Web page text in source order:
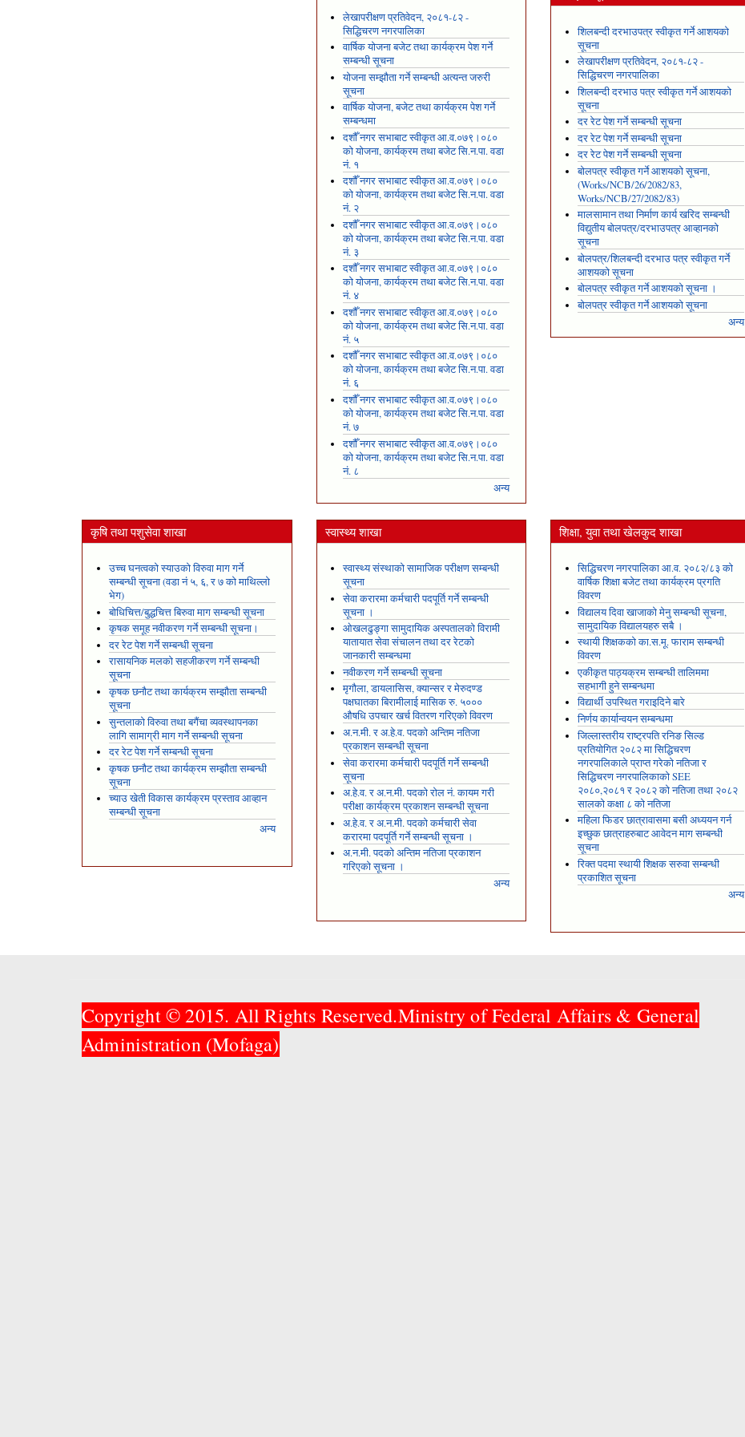
लेखापरीक्षण प्रतिवेदन, २०८१-८२ -
सिद्धिचरण नगरपालिका
वार्षिक योजना बजेट तथा कार्यक्रम पेश गर्ने
सम्बन्धी सूचना
योजना सम्झौता गर्ने सम्बन्धी अत्यन्त जरुरी
सूचना
वार्षिक योजना, बजेट तथा कार्यक्रम पेश गर्ने
सम्बन्धमा
दशौँ नगर सभाबाट स्वीकृत आ.व.०७९।०८०
को योजना, कार्यक्रम तथा बजेट सि.न.पा. वडा
नं. १
दशौँ नगर सभाबाट स्वीकृत आ.व.०७९।०८०
को योजना, कार्यक्रम तथा बजेट सि.न.पा. वडा
नं. २
दशौँ नगर सभाबाट स्वीकृत आ.व.०७९।०८०
को योजना, कार्यक्रम तथा बजेट सि.न.पा. वडा
नं. ३
दशौँ नगर सभाबाट स्वीकृत आ.व.०७९।०८०
को योजना, कार्यक्रम तथा बजेट सि.न.पा. वडा
नं. ४
दशौँ नगर सभाबाट स्वीकृत आ.व.०७९।०८०
को योजना, कार्यक्रम तथा बजेट सि.न.पा. वडा
नं. ५
दशौँ नगर सभाबाट स्वीकृत आ.व.०७९।०८०
को योजना, कार्यक्रम तथा बजेट सि.न.पा. वडा
नं. ६
दशौँ नगर सभाबाट स्वीकृत आ.व.०७९।०८०
को योजना, कार्यक्रम तथा बजेट सि.न.पा. वडा
नं. ७
दशौँ नगर सभाबाट स्वीकृत आ.व.०७९।०८०
को योजना, कार्यक्रम तथा बजेट सि.न.पा. वडा
नं. ८
अन्य
शिलबन्दी दरभाउपत्र स्वीकृत गर्ने आशयको
सूचना
लेखापरीक्षण प्रतिवेदन, २०८१-८२ -
सिद्धिचरण नगरपालिका
शिलबन्दी दरभाउ पत्र स्वीकृत गर्ने आशयको
सूचना
दर रेट पेश गर्ने सम्बन्धी सूचना
दर रेट पेश गर्ने सम्बन्धी सूचना
दर रेट पेश गर्ने सम्बन्धी सूचना
बोलपत्र स्वीकृत गर्ने आशयको सूचना,
(Works/NCB/26/2082/83,
Works/NCB/27/2082/83)
मालसामान तथा निर्माण कार्य खरिद सम्बन्धी
विद्युतीय बोलपत्र/दरभाउपत्र आव्हानको
सूचना
बोलपत्र/शिलबन्दी दरभाउ पत्र स्वीकृत गर्ने
आशयको सूचना
बोलपत्र स्वीकृत गर्ने आशयको सूचना ।
बोलपत्र स्वीकृत गर्ने आशयको सूचना
अन्य
कृषि तथा पशुसेवा शाखा
उच्च घनत्वको स्याउको विरुवा माग गर्ने
सम्बन्धी सूचना (वडा नं ५, ६, र ७ को माथिल्लो
भेग)
बोधिचित्त/बुद्धचित्त बिरुवा माग सम्बन्धी सूचना
कृषक समूह नवीकरण गर्ने सम्बन्धी सूचना।
दर रेट पेश गर्ने सम्बन्धी सूचना
रासायनिक मलको सहजीकरण गर्ने सम्बन्धी
सूचना
कृषक छनौट तथा कार्यक्रम सम्झौता सम्बन्धी
सूचना
सुन्तलाको विरुवा तथा बगैंचा व्यवस्थापनका
लागि सामाग्री माग गर्ने सम्बन्धी सूचना
दर रेट पेश गर्ने सम्बन्धी सूचना
कृषक छनौट तथा कार्यक्रम सम्झौता सम्बन्धी
सूचना
च्याउ खेती विकास कार्यक्रम प्रस्ताव आव्हान
सम्बन्धी सूचना
अन्य
स्वास्थ्य शाखा
स्वास्थ्य संस्थाको सामाजिक परीक्षण सम्बन्धी
सूचना
सेवा करारमा कर्मचारी पदपूर्ति गर्ने सम्बन्धी
सूचना ।
ओखलढुङ्गा सामुदायिक अस्पतालको विरामी
यातायात सेवा संचालन तथा दर रेटको
जानकारी सम्बन्धमा
नवीकरण गर्ने सम्बन्धी सूचना
मृगौला, डायलासिस, क्यान्सर र मेरुदण्ड
पक्षघातका बिरामीलाई मासिक रु. ५०००
औषधि उपचार खर्च वितरण गरिएको विवरण
अ.न.मी. र अ.हे.व. पदको अन्तिम नतिजा
प्रकाशन सम्बन्धी सूचना
सेवा करारमा कर्मचारी पदपूर्ति गर्ने सम्बन्धी
सूचना
अ.हे.व. र अ.न.मी. पदको रोल नं. कायम गरी
परीक्षा कार्यक्रम प्रकाशन सम्बन्धी सूचना
अ.हे.व. र अ.न.मी. पदको कर्मचारी सेवा
करारमा पदपूर्ति गर्ने सम्बन्धी सूचना ।
अ.न.मी. पदको अन्तिम नतिजा प्रकाशन
गरिएको सूचना ।
अन्य
शिक्षा, युवा तथा खेलकुद शाखा
सिद्धिचरण नगरपालिका आ.व. २०८२/८३ को
वार्षिक शिक्षा बजेट तथा कार्यक्रम प्रगति
विवरण
विद्यालय दिवा खाजाको मेनु सम्बन्धी सूचना,
सामुदायिक विद्यालयहरु सबै ।
स्थायी शिक्षकको का.स.मू. फाराम सम्बन्धी
विवरण
एकीकृत पाठ्यक्रम सम्बन्धी तालिममा
सहभागी हुने सम्बन्धमा
विद्यार्थी उपस्थित गराइदिने बारे
निर्णय कार्यान्वयन सम्बन्धमा
जिल्लास्तरीय राष्ट्रपति रनिङ सिल्ड
प्रतियोगित २०८२ मा सिद्धिचरण
नगरपालिकाले प्राप्त गरेकाे नतिजा र
सिद्धिचरण नगरपालिकाको SEE
२०८०,२०८१ र २०८२ को नतिजा तथा २०८२
सालको कक्षा ८ को नतिजा
महिला फिडर छात्रावासमा बसी अध्ययन गर्न
इच्छुक छात्राहरुबाट आवेदन माग सम्बन्धी
सूचना
रिक्त पदमा स्थायी शिक्षक सरुवा सम्बन्धी
प्रकाशित सूचना
अन्य
Copyright © 2015. All Rights Reserved.Ministry of Federal Affairs & General
Administration (Mofaga)